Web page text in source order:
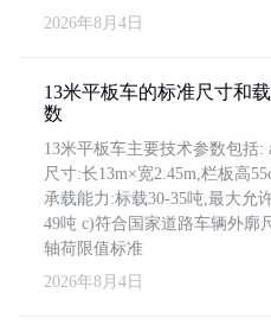
2026年8月4日
13米平板车的标准尺寸和
数
13米平板车主要技术参数包括:
尺寸:长13m×宽2.45m,栏板高
承载能力:标载30-35吨,最大允
49吨 c)符合国家道路车辆外廓
轴荷限值标准
2026年8月4日